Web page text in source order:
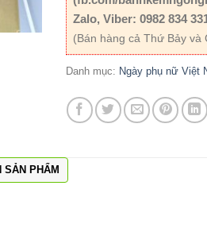
Zalo, Viber: 0982 834
(Bán hàng cả Thứ Bảy và
Danh mục: Ngày phụ nữ Việt
SẢN PHẨM